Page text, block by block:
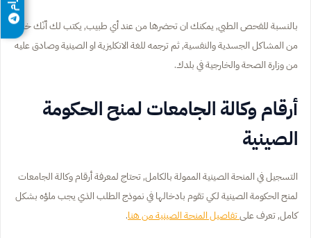
بالنسبة للفحص الطبي, يمكنك ان تحضرها من عند أي طبيب, يكتب لك أنّك خال
من المشاكل الجسدية والنفسية, ثم ترجمه للغة الانكليزية او الصينية وصادق عليه
من وزارة الصحة والخارجية في بلدك.
أرقام وكالة الجامعات لمنح الحكومة
الصينية
التسجيل في المنحة الصينية الممولة بالكامل, تحتاج لمعرفة أرقام وكالة الجامعات
لمنح الحكومة الصينية لكي تقوم بادخالها في نموذج الطلب الذي يجب ملؤه بشكل
كامل, تعرف علىتفاصيل المنحة الصينية من هنا.